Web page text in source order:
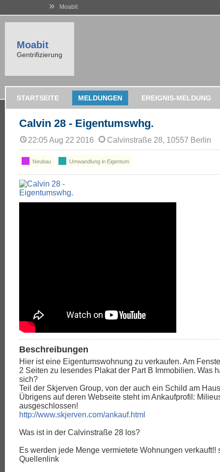
» Moabit
Moabit
Gentrifizierung
STARTSEITE MELDUNGEN EREIGNIS-MELDUNG
Calvin 28 - Eigentumswhg.
22:05 Aug 22 2016 Calvinstraße 28, 10557 Berlin
Neubau Umwandlung in Eigentum
Beschreibungen
Hier ist eine Eigentumswohnung zu verkaufen. Am
2 Seiten zu lesendes Plakat der Part B Immobilien. Was
sich?
Teil der Skjerven Group, von der auch ein Schild am
Übrigens auf deren Webseite steht im Ankaufprofil:
ausgeschlossen!
http://www.skjerven.com/ankauf.html
Was ist in der Calvinstraße 28 los?
Es werden jede Menge vermietete Wohnungen verkauft!!
Quellenlink